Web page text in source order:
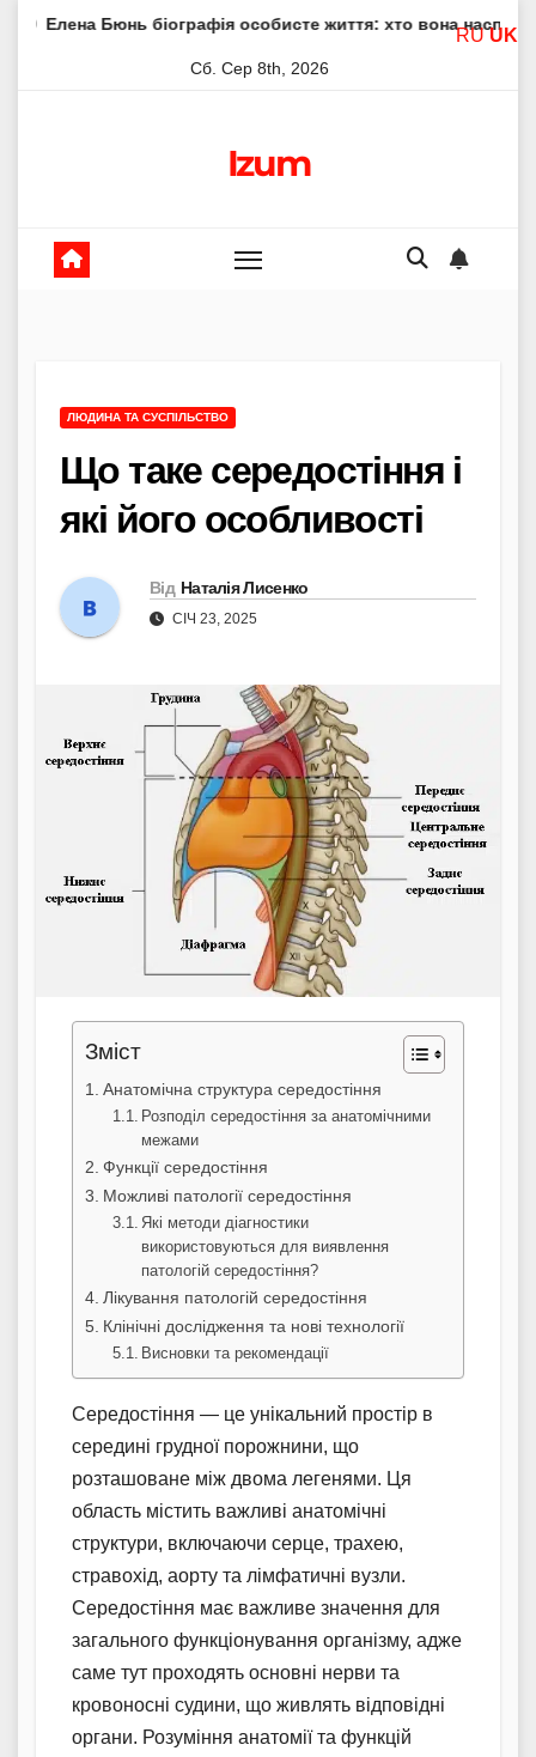
Skipбіографія особисте життя: хто вона насправді
Сб. Сер 8th, 2026
Izum
ЛЮДИНА ТА СУСПІЛЬСТВО
Що таке середостіння і
які його особливості
Від Наталія Лисенко
СІЧ 23, 2025
Зміст
Анатомічна структура середостіння
Розподіл середостіння за анатомічними
межами
Функції середостіння
Можливі патології середостіння
Які методи діагностики
використовуються для виявлення
патологій середостіння?
Лікування патологій середостіння
Клінічні дослідження та нові технології
Висновки та рекомендації
Середостіння — це унікальний простір в
середині грудної порожнини, що
розташоване між двома легенями. Ця
область містить важливі анатомічні
структури, включаючи серце, трахею,
стравохід, аорту та лімфатичні вузли.
Середостіння має важливе значення для
загального функціонування організму, адже
саме тут проходять основні нерви та
кровоносні судини, що живлять відповідні
органи. Розуміння анатомії та функцій
RU UK